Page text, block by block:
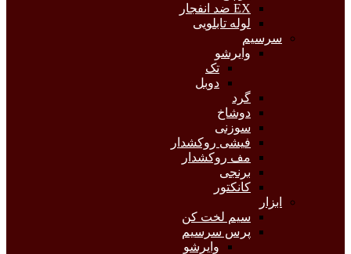
EX ضد انفجار
لوله تابلویی
سرسیم
وایرشو
تک
دوبل
گرد
دوشاخ
سوزنی
فیشی روکشدار
مف روکشدار
برنجی
کانکتور
ابزار
سیم لخت کن
پرس سرسیم
وایرشو